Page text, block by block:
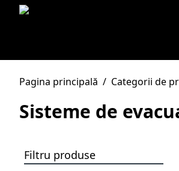
Pagina principală / Categorii de
Sisteme de
Filtru produse